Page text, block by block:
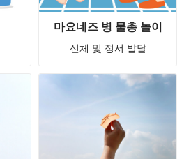
마요네즈 병 물총 놀이
신체 및 정서 발달